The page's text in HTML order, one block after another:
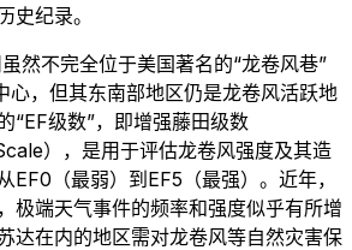
史纪录。
然不完全位于美国著名的“龙卷风巷”
心，但其东南部地区仍是龙卷风活跃地
“EF级数”，即增强藤田级数
），是用于评估龙卷风强度及其造
EF0（最弱）到EF5（最强）。近年，
极端天气事件的频率和强度似乎有所增
达在内的地区需对龙卷风等自然灾害保